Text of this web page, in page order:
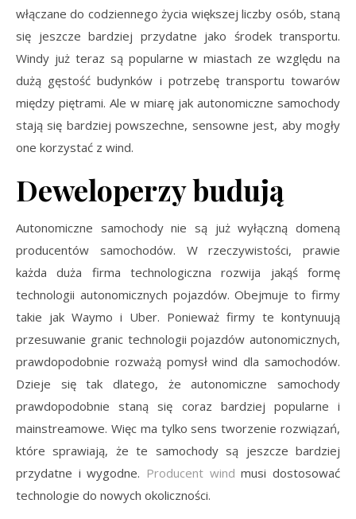
włączane do codziennego życia większej liczby osób, staną
się jeszcze bardziej przydatne jako środek transportu.
Windy już teraz są popularne w miastach ze względu na
dużą gęstość budynków i potrzebę transportu towarów
między piętrami. Ale w miarę jak autonomiczne samochody
stają się bardziej powszechne, sensowne jest, aby mogły
one korzystać z wind.
Deweloperzy budują
Autonomiczne samochody nie są już wyłączną domeną
producentów samochodów. W rzeczywistości, prawie
każda duża firma technologiczna rozwija jakąś formę
technologii autonomicznych pojazdów. Obejmuje to firmy
takie jak Waymo i Uber. Ponieważ firmy te kontynuują
przesuwanie granic technologii pojazdów autonomicznych,
prawdopodobnie rozważą pomysł wind dla samochodów.
Dzieje się tak dlatego, że autonomiczne samochody
prawdopodobnie staną się coraz bardziej popularne i
mainstreamowe. Więc ma tylko sens tworzenie rozwiązań,
które sprawiają, że te samochody są jeszcze bardziej
przydatne i wygodne. Producent windmusi dostosować
technologie do nowych okoliczności.